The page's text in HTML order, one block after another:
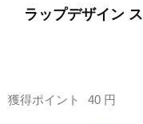
ラップデザイン
獲得ポイント 40 円